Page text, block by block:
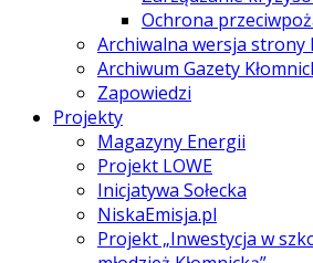
Ochrona
Archiwalna wersja strony
Archiwum Gazety
Zapowiedzi
Projekty
Magazyny Energii
Projekt LOWE
Inicjatywa Sołecka
NiskaEmisja.pl
Projekt „Inwestycja w